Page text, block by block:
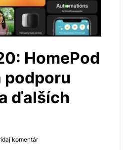
HomePod
podporu
ďalších
komentár